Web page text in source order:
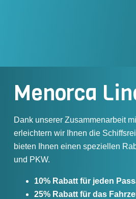
Menorca
Dank unserer Zusammenarbeit
erleichtern wir Ihnen die
bieten Ihnen einen speziellen
und PKW.
10% Rabatt für jeden
25% Rabatt für das